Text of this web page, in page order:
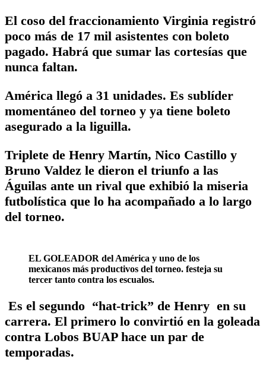
El coso del fraccionamiento Virginia registró
poco más de 17 mil asistentes con boleto
pagado. Habrá que sumar las cortesías que
nunca faltan.
América llegó a 31 unidades. Es sublíder
momentáneo del torneo y ya tiene boleto
asegurado a la liguilla.
Triplete de Henry Martín, Nico Castillo y
Bruno Valdez le dieron el triunfo a las
Águilas ante un rival que exhibió la miseria
futbolística que lo ha acompañado a lo largo
del torneo.
EL GOLEADOR del América y uno de los
mexicanos más productivos del torneo. festeja su
tercer tanto contra los escualos.
Es el segundo “hat-trick” de Henry en su
carrera. El primero lo convirtió en la goleada
contra Lobos BUAP hace un par de
temporadas.